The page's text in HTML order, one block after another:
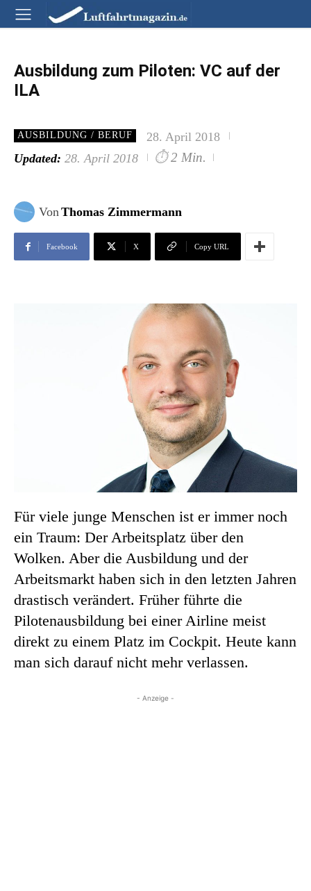
Ausbildung zum Piloten: VC auf der
ILA
AUSBILDUNG / BERUF
28. April 2018
Updated: 28. April 2018 ⏱ 2 Min.
VonThomas Zimmermann
Facebook X Copy URL
Für viele junge Menschen ist er immer noch
ein Traum: Der Arbeitsplatz über den
Wolken. Aber die Ausbildung und der
Arbeitsmarkt haben sich in den letzten Jahren
drastisch verändert. Früher führte die
Pilotenausbildung bei einer Airline meist
direkt zu einem Platz im Cockpit. Heute kann
man sich darauf nicht mehr verlassen.
- Anzeige -